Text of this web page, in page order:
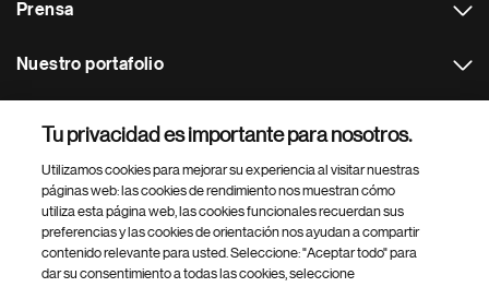
Prensa
Nuestro portafolio
Footer Site Search
Tu privacidad es importante para nosotros.
Utilizamos cookies para mejorar su experiencia al visitar nuestras
páginas web: las cookies de rendimiento nos muestran cómo
utiliza esta página web, las cookies funcionales recuerdan sus
preferencias y las cookies de orientación nos ayudan a compartir
contenido relevante para usted. Seleccione: "Aceptar todo" para
dar su consentimiento a todas las cookies, seleccione